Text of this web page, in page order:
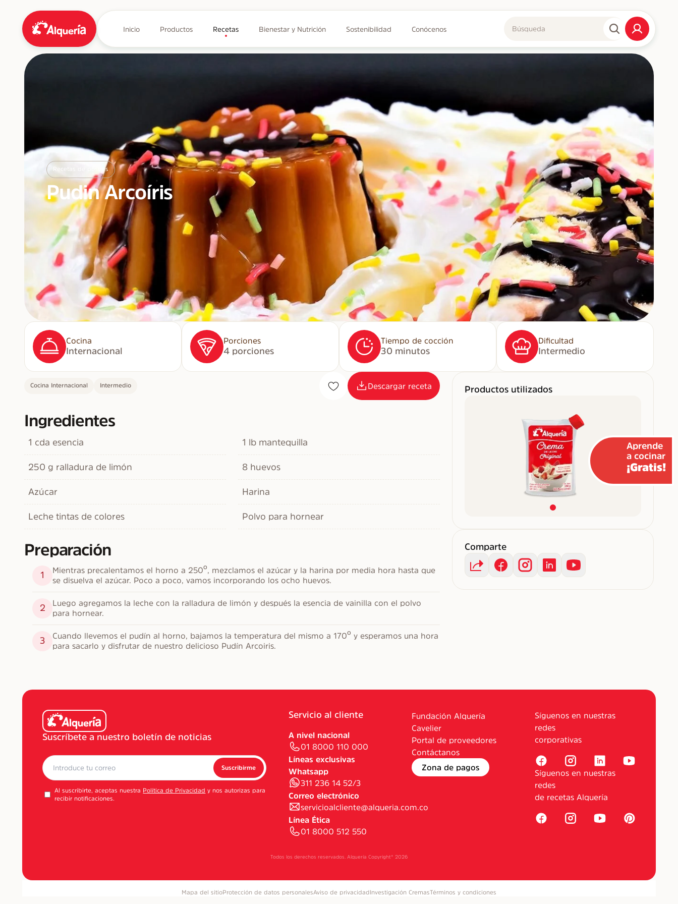
Inicio Productos Recetas Bienestar y Nutrición Sostenibilidad Conócenos
Recetas de postres
Pudin Arcoíris
Cocina
Internacional
Porciones
4 porciones
Tiempo de cocción
30 minutos
Dificultad
Intermedio
Cocina Internacional Intermedio Descargar receta
Ingredientes
1 cda esencia 1 lb mantequilla
250 g ralladura de limón 8 huevos
Azúcar Harina
Leche tintas de colores Polvo para hornear
Preparación
1
Mientras precalentamos el horno a 250º, mezclamos el azúcar y la harina por media hora hasta que
se disuelva el azúcar. Poco a poco, vamos incorporando los ocho huevos.
2
Luego agregamos la leche con la ralladura de limón y después la esencia de vainilla con el polvo
para hornear.
3
Cuando llevemos el pudín al horno, bajamos la temperatura del mismo a 170º y esperamos una hora
para sacarlo y disfrutar de nuestro delicioso Pudín Arcoiris.
Productos utilizados
Comparte
Suscríbete a nuestro boletín de noticias
Suscribirme
Al suscribirte, aceptas nuestra Política de Privacidad y nos autorizas para
recibir notificaciones.
Servicio al cliente
A nivel nacional
01 8000 110 000
Líneas exclusivas
Whatsapp
311 236 14 52/3
Correo electrónico
servicioalcliente@alqueria.com.co
Línea Ética
01 8000 512 550
Fundación Alquería
Cavelier
Portal de proveedores
Contáctanos
Zona de pagos
Síguenos en nuestras
redes
corporativas
Síguenos en nuestras
redes
de recetas Alquería
Todos los derechos reservados. Alquería Copyright® 2026
Mapa del sitioProtección de datos personalesAviso de privacidadInvestigación CremasTérminos y condiciones
Aprende
a cocinar
¡Gratis!